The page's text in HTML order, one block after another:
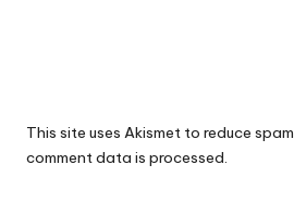
This site uses Akismet to reduce spam.
comment data is processed.